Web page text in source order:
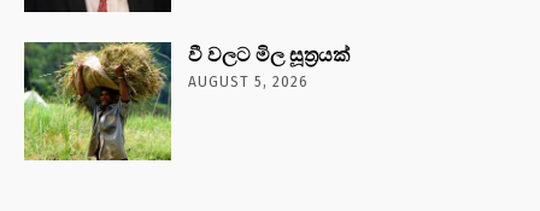
වී වලට මිල සූත්‍රයක්
AUGUST 5, 2026